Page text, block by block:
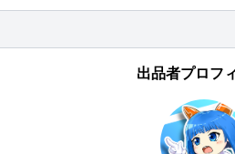
出品者プロフ